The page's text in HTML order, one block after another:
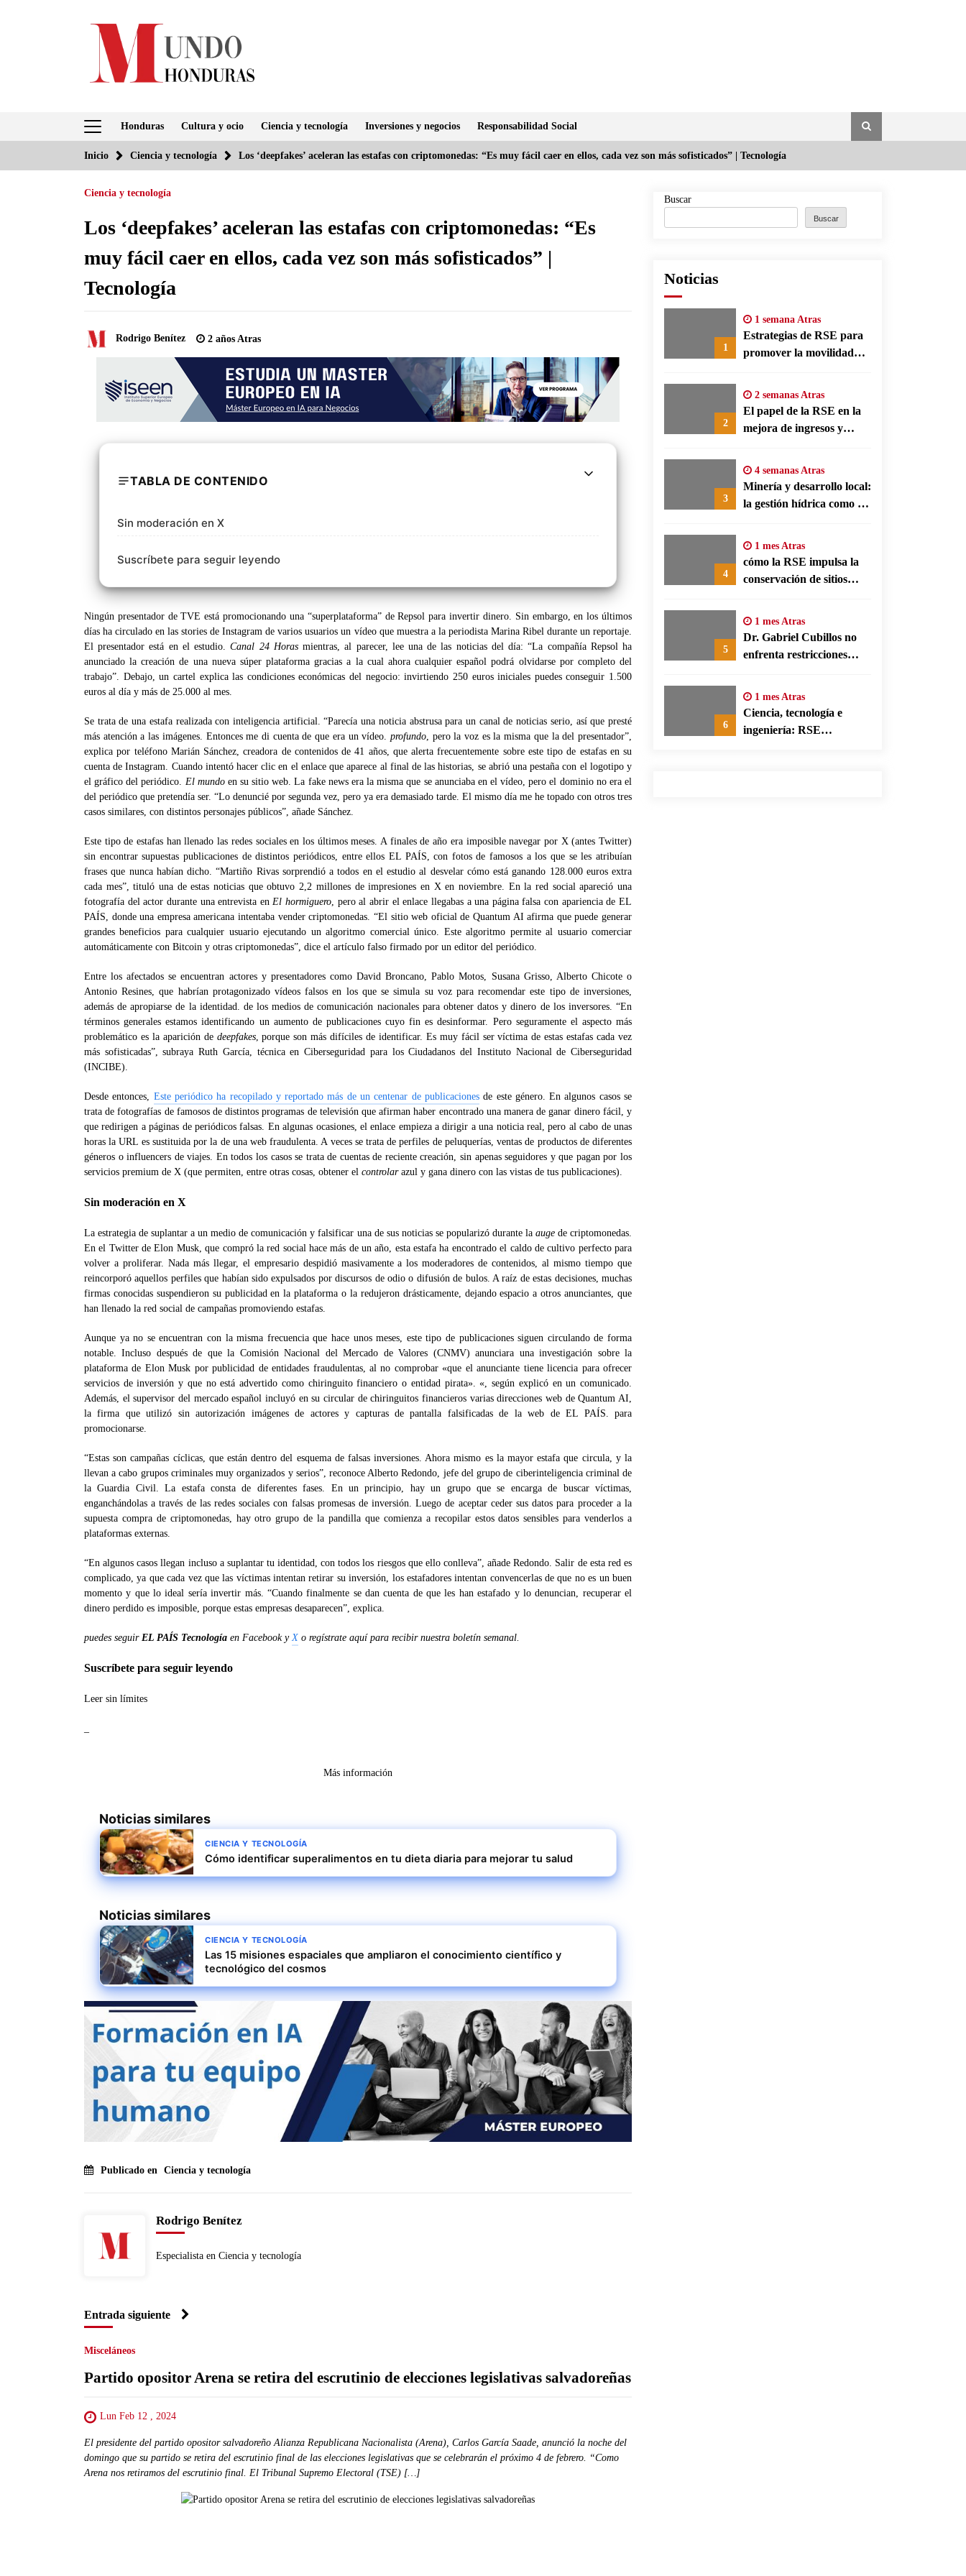
Honduras Cultura y ocio Ciencia y tecnología Inversiones y negocios Responsabilidad Social
Inicio Ciencia y tecnología Los ‘deepfakes’ aceleran las estafas con criptomonedas: “Es muy fácil caer en ellos, cada vez son más sofisticados” | Tecnología
Ciencia y tecnología
Los ‘deepfakes’ aceleran las estafas con criptomonedas: “Es
muy fácil caer en ellos, cada vez son más sofisticados” |
Tecnología
Rodrigo Benítez 2 años Atras
TABLA DE CONTENIDO
Sin moderación en X
Suscríbete para seguir leyendo
Ningún presentador de TVE está promocionando una “superplataforma” de Repsol para invertir dinero. Sin embargo, en los últimos
días ha circulado en las stories de Instagram de varios usuarios un vídeo que muestra a la periodista Marina Ribel durante un reportaje.
El presentador está en el estudio.Canal 24 Horasmientras, al parecer, lee una de las noticias del día: “La compañía Repsol ha
anunciado la creación de una nueva súper plataforma gracias a la cual ahora cualquier español podrá olvidarse por completo del
trabajo”. Debajo, un cartel explica las condiciones económicas del negocio: invirtiendo 250 euros iniciales puedes conseguir 1.500
euros al día y más de 25.000 al mes.
Se trata de una estafa realizada con inteligencia artificial. “Parecía una noticia abstrusa para un canal de noticias serio, así que presté
más atención a las imágenes. Entonces me di cuenta de que era un vídeo. profundo, pero la voz es la misma que la del presentador”,
explica por teléfono Marián Sánchez, creadora de contenidos de 41 años, que alerta frecuentemente sobre este tipo de estafas en su
cuenta de Instagram. Cuando intentó hacer clic en el enlace que aparece al final de las historias, se abrió una pestaña con el logotipo y
el gráfico del periódico. El mundoen su sitio web. La fake news era la misma que se anunciaba en el vídeo, pero el dominio no era el
del periódico que pretendía ser. “Lo denuncié por segunda vez, pero ya era demasiado tarde. El mismo día me he topado con otros tres
casos similares, con distintos personajes públicos”, añade Sánchez.
Este tipo de estafas han llenado las redes sociales en los últimos meses. A finales de año era imposible navegar por X (antes Twitter)
sin encontrar supuestas publicaciones de distintos periódicos, entre ellos EL PAÍS, con fotos de famosos a los que se les atribuían
frases que nunca habían dicho. “Martiño Rivas sorprendió a todos en el estudio al desvelar cómo está ganando 128.000 euros extra
cada mes”, tituló una de estas noticias que obtuvo 2,2 millones de impresiones en X en noviembre. En la red social apareció una
fotografía del actor durante una entrevista enEl hormiguero, pero al abrir el enlace llegabas a una página falsa con apariencia de EL
PAÍS, donde una empresa americana intentaba vender criptomonedas. “El sitio web oficial de Quantum AI afirma que puede generar
grandes beneficios para cualquier usuario ejecutando un algoritmo comercial único. Este algoritmo permite al usuario comerciar
automáticamente con Bitcoin y otras criptomonedas”, dice el artículo falso firmado por un editor del periódico.
Entre los afectados se encuentran actores y presentadores como David Broncano, Pablo Motos, Susana Grisso, Alberto Chicote o
Antonio Resines, que habrían protagonizado vídeos falsos en los que se simula su voz para recomendar este tipo de inversiones,
además de apropiarse de la identidad. de los medios de comunicación nacionales para obtener datos y dinero de los inversores. “En
términos generales estamos identificando un aumento de publicaciones cuyo fin es desinformar. Pero seguramente el aspecto más
problemático es la aparición de deepfakes, porque son más difíciles de identificar. Es muy fácil ser víctima de estas estafas cada vez
más sofisticadas”, subraya Ruth García, técnica en Ciberseguridad para los Ciudadanos del Instituto Nacional de Ciberseguridad
(INCIBE).
Desde entonces, Este periódico ha recopilado y reportado más de un centenar de publicacionesde este género. En algunos casos se
trata de fotografías de famosos de distintos programas de televisión que afirman haber encontrado una manera de ganar dinero fácil, y
que redirigen a páginas de periódicos falsas. En algunas ocasiones, el enlace empieza a dirigir a una noticia real, pero al cabo de unas
horas la URL es sustituida por la de una web fraudulenta. A veces se trata de perfiles de peluquerías, ventas de productos de diferentes
géneros o influencers de viajes. En todos los casos se trata de cuentas de reciente creación, sin apenas seguidores y que pagan por los
servicios premium de X (que permiten, entre otras cosas, obtener el controlarazul y gana dinero con las vistas de tus publicaciones).
Sin moderación en X
La estrategia de suplantar a un medio de comunicación y falsificar una de sus noticias se popularizó durante la auge de criptomonedas.
En el Twitter de Elon Musk, que compró la red social hace más de un año, esta estafa ha encontrado el caldo de cultivo perfecto para
volver a proliferar. Nada más llegar, el empresario despidió masivamente a los moderadores de contenidos, al mismo tiempo que
reincorporó aquellos perfiles que habían sido expulsados ​​por discursos de odio o difusión de bulos. A raíz de estas decisiones, muchas
firmas conocidas suspendieron su publicidad en la plataforma o la redujeron drásticamente, dejando espacio a otros anunciantes, que
han llenado la red social de campañas promoviendo estafas.
Aunque ya no se encuentran con la misma frecuencia que hace unos meses, este tipo de publicaciones siguen circulando de forma
notable. Incluso después de que la Comisión Nacional del Mercado de Valores (CNMV) anunciara una investigación sobre la
plataforma de Elon Musk por publicidad de entidades fraudulentas, al no comprobar «que el anunciante tiene licencia para ofrecer
servicios de inversión y que no está advertido como chiringuito financiero o entidad pirata». «, según explicó en un comunicado.
Además, el supervisor del mercado español incluyó en su circular de chiringuitos financieros varias direcciones web de Quantum AI,
la firma que utilizó sin autorización imágenes de actores y capturas de pantalla falsificadas de la web de EL PAÍS. para
promocionarse.
“Estas son campañas cíclicas, que están dentro del esquema de falsas inversiones. Ahora mismo es la mayor estafa que circula, y la
llevan a cabo grupos criminales muy organizados y serios”, reconoce Alberto Redondo, jefe del grupo de ciberinteligencia criminal de
la Guardia Civil. La estafa consta de diferentes fases. En un principio, hay un grupo que se encarga de buscar víctimas,
enganchándolas a través de las redes sociales con falsas promesas de inversión. Luego de aceptar ceder sus datos para proceder a la
supuesta compra de criptomonedas, hay otro grupo de la pandilla que comienza a recopilar estos datos sensibles para venderlos a
plataformas externas.
“En algunos casos llegan incluso a suplantar tu identidad, con todos los riesgos que ello conlleva”, añade Redondo. Salir de esta red es
complicado, ya que cada vez que las víctimas intentan retirar su inversión, los estafadores intentan convencerlas de que no es un buen
momento y que lo ideal sería invertir más. “Cuando finalmente se dan cuenta de que les han estafado y lo denuncian, recuperar el
dinero perdido es imposible, porque estas empresas desaparecen”, explica.
puedes seguir EL PAÍS Tecnología en FacebookyX o regístrate aquí para recibir nuestra boletín semanal.
Suscríbete para seguir leyendo
Leer sin límites
Más información
Noticias similares
CIENCIA Y TECNOLOGÍA
Cómo identificar superalimentos en tu dieta diaria para mejorar tu salud
Noticias similares
CIENCIA Y TECNOLOGÍA
Las 15 misiones espaciales que ampliaron el conocimiento científico y
tecnológico del cosmos
Publicado en Ciencia y tecnología
Rodrigo Benítez
Especialista en Ciencia y tecnología
Entrada siguiente
Misceláneos
Partido opositor Arena se retira del escrutinio de elecciones legislativas salvadoreñas
Lun Feb 12 , 2024
El presidente del partido opositor salvadoreño Alianza Republicana Nacionalista (Arena), Carlos García Saade, anunció la noche del
domingo que su partido se retira del escrutinio final de las elecciones legislativas que se celebrarán el próximo 4 de febrero. “Como
Arena nos retiramos del escrutinio final. El Tribunal Supremo Electoral (TSE) […]
Buscar
Buscar
Noticias
1
1 semana Atras
Estrategias de RSE para
promover la movilidad
fabriles alemanes
2
2 semanas Atras
El papel de la RSE en la
mejora de ingresos y
3
4 semanas Atras
Minería y desarrollo local:
la gestión hídrica como eje
4
1 mes Atras
cómo la RSE impulsa la
conservación de sitios
5
1 mes Atras
Dr. Gabriel Cubillos no
enfrenta restricciones
6
1 mes Atras
Ciencia, tecnología e
ingeniería: RSE